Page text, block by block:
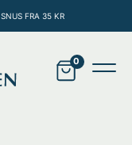
SNUS FRA 35 KR